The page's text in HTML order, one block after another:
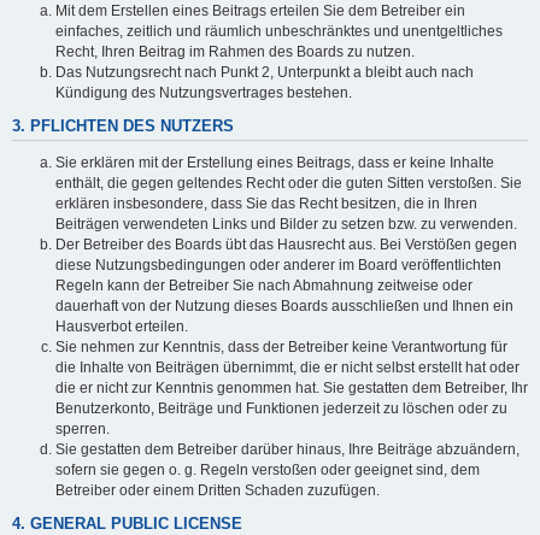
Mit dem Erstellen eines Beitrags erteilen Sie dem Betreiber ein
einfaches, zeitlich und räumlich unbeschränktes und unentgeltliches
Recht, Ihren Beitrag im Rahmen des Boards zu nutzen.
Das Nutzungsrecht nach Punkt 2, Unterpunkt a bleibt auch nach
Kündigung des Nutzungsvertrages bestehen.
3. PFLICHTEN DES NUTZERS
Sie erklären mit der Erstellung eines Beitrags, dass er keine Inhalte
enthält, die gegen geltendes Recht oder die guten Sitten verstoßen. Sie
erklären insbesondere, dass Sie das Recht besitzen, die in Ihren
Beiträgen verwendeten Links und Bilder zu setzen bzw. zu verwenden.
Der Betreiber des Boards übt das Hausrecht aus. Bei Verstößen gegen
diese Nutzungsbedingungen oder anderer im Board veröffentlichten
Regeln kann der Betreiber Sie nach Abmahnung zeitweise oder
dauerhaft von der Nutzung dieses Boards ausschließen und Ihnen ein
Hausverbot erteilen.
Sie nehmen zur Kenntnis, dass der Betreiber keine Verantwortung für
die Inhalte von Beiträgen übernimmt, die er nicht selbst erstellt hat oder
die er nicht zur Kenntnis genommen hat. Sie gestatten dem Betreiber, Ihr
Benutzerkonto, Beiträge und Funktionen jederzeit zu löschen oder zu
sperren.
Sie gestatten dem Betreiber darüber hinaus, Ihre Beiträge abzuändern,
sofern sie gegen o. g. Regeln verstoßen oder geeignet sind, dem
Betreiber oder einem Dritten Schaden zuzufügen.
4. GENERAL PUBLIC LICENSE